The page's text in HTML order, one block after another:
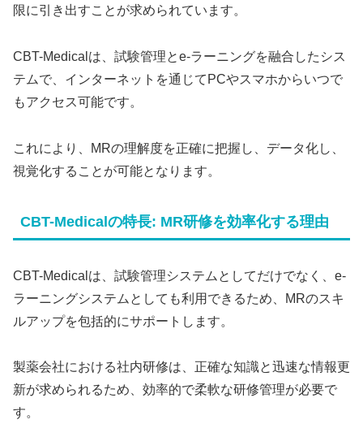
限に引き出すことが求められています。
CBT-Medicalは、試験管理とe-ラーニングを融合したシス
テムで、インターネットを通じてPCやスマホからいつで
もアクセス可能です。
これにより、MRの理解度を正確に把握し、データ化し、
視覚化することが可能となります。
CBT-Medicalの特長: MR研修を効率化する理由
CBT-Medicalは、試験管理システムとしてだけでなく、e-
ラーニングシステムとしても利用できるため、MRのスキ
ルアップを包括的にサポートします。
製薬会社における社内研修は、正確な知識と迅速な情報更
新が求められるため、効率的で柔軟な研修管理が必要で
す。